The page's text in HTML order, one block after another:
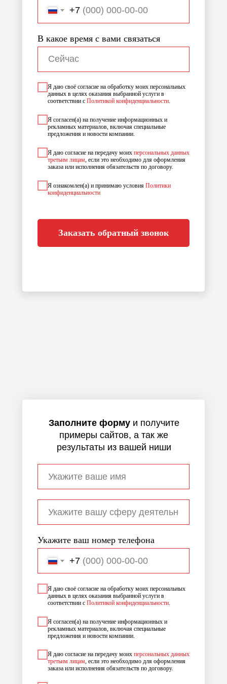
+7
В какое время с вами связаться
Я даю своё согласие на обработку моих персональных
данных в целях оказания выбранной услуги в
соответствии с Политикой конфиденциальности.
Я согласен(а) на получение информационных и
рекламных материалов, включая специальные
предложения и новости компании.
Я даю согласие на передачу моих персональных данных
третьим лицам, если это необходимо для оформления
заказа или исполнения обязательств по договору.
Я ознакомлен(а) и принимаю условия Политики
конфиденциальности
Заказать обратный звонок
Укажите ваш номер телефона
+7
Я даю своё согласие на обработку моих персональных
данных в целях оказания выбранной услуги в
соответствии с Политикой конфиденциальности
Я согласен(а) на получение информационных и
рекламных материалов, включая специальные
предложения и новости компании.
Я даю согласие на передачу моих персональных данных
третьим лицам, если это необходимо для оформления
заказа или исполнения обязательств по договору.
Заполните формуи получите
примеры сайтов, а так же
результаты из вашей ниши